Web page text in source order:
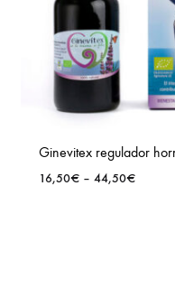
Ginevitex regulador
16,50€ – 44,50€